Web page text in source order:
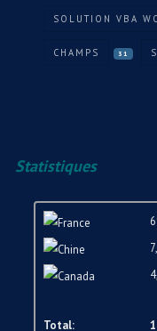
SOLUTION VBA
CHAMPS 31
Statistiques
Total: